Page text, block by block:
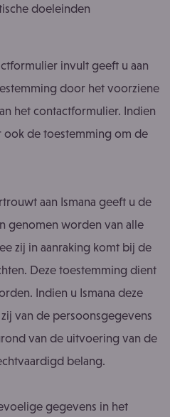
doeleinden
invult geeft u aan
door het voorziene
het contactformulier. Indien
ook de toestemming om de
aan Ismana geeft u de
genomen worden van alle
zij in aanraking komt bij de
Deze toestemming dient
Indien u Ismana deze
van de persoonsgegevens
van de uitvoering van de
belang.
gegevens in het